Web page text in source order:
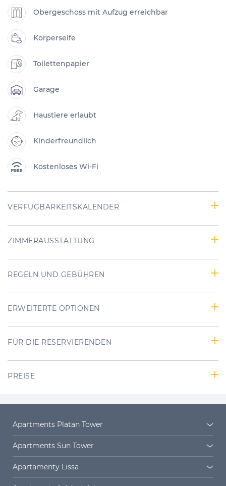
Obergeschoss mit Aufzug erreichbar
Körperseife
Toilettenpapier
Garage
Haustiere erlaubt
Kinderfreundlich
Kostenloses Wi-Fi
VERFÜGBARKEITSKALENDER
ZIMMERAUSSTATTUNG
REGELN UND GEBÜHREN
ERWEITERTE OPTIONEN
FÜR DIE RESERVIERENDEN
PREISE
Apartments Platan Tower
Platan Tower
Apartments Sun Tower
Sun Towers 38/11
Sun Towers 38/52
Sun Towers 38/58
Apartamenty Lissa